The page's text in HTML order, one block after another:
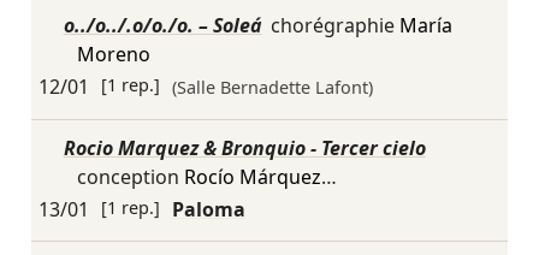
o../o../.o/o./o. – Soleá chorégraphie María
Moreno
12/01
[1 rep.] (Salle Bernadette Lafont)
Rocio Marquez & Bronquio - Tercer cielo
conception Rocío Márquez…
13/01
[1 rep.] Paloma